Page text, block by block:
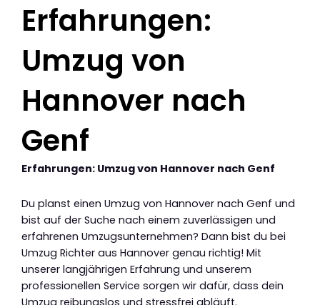
Erfahrungen:
Umzug von
Hannover nach
Genf
Erfahrungen: Umzug von Hannover nach Genf
Du planst einen Umzug von Hannover nach Genf und
bist auf der Suche nach einem zuverlässigen und
erfahrenen Umzugsunternehmen? Dann bist du bei
Umzug Richter aus Hannover genau richtig! Mit
unserer langjährigen Erfahrung und unserem
professionellen Service sorgen wir dafür, dass dein
Umzug reibungslos und stressfrei abläuft.